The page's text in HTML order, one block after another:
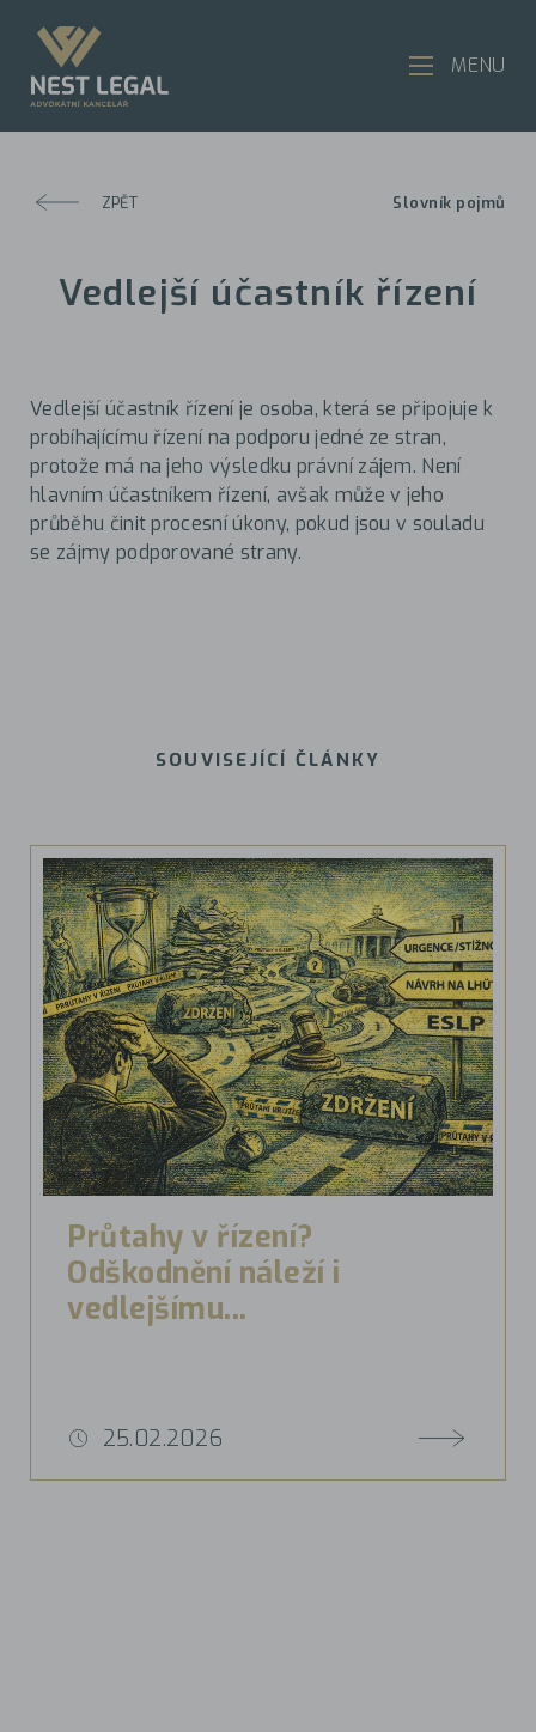
ZPĚT Slovník pojmů
Vedlejší účastník řízení
Vedlejší účastník řízení je osoba, která se připojuje k
probíhajícímu řízení na podporu jedné ze stran,
protože má na jeho výsledku právní zájem. Není
hlavním účastníkem řízení, avšak může v jeho
průběhu činit procesní úkony, pokud jsou v souladu
se zájmy podporované strany.
SOUVISEJÍCÍ ČLÁNKY
Průtahy v řízení?
Odškodnění náleží i
vedlejšímu...
25.02.2026
MENU